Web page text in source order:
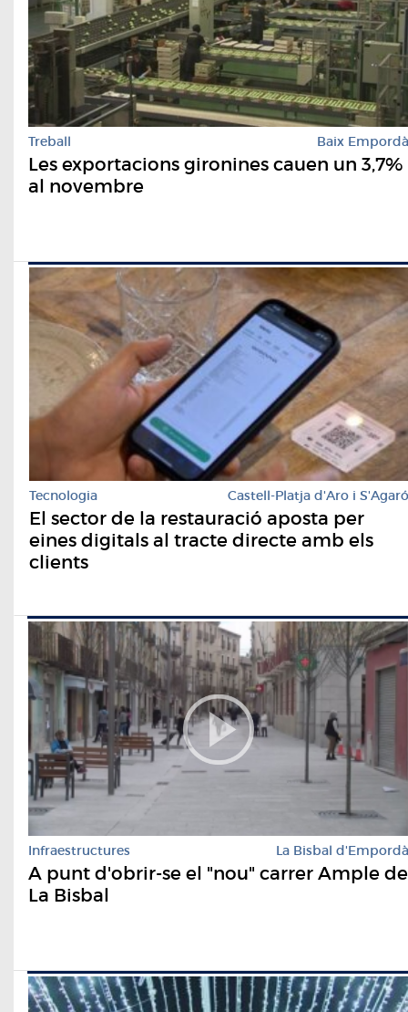
Treball Baix Empordà
Les exportacions gironines cauen un 3,7%
al novembre
Tecnologia Castell-Platja d'Aro i S'Agaró
El sector de la restauració aposta per
eines digitals al tracte directe amb els
clients
Infraestructures La Bisbal d'Empordà
A punt d'obrir-se el "nou" carrer Ample de
La Bisbal